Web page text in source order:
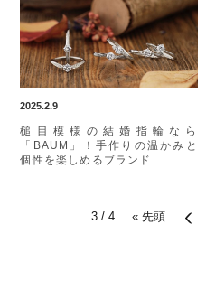
2025.2.9
槌目模様の結婚指輪なら
「BAUM」！手作りの温かみと
個性を楽しめるブランド
3 / 4 « 先頭